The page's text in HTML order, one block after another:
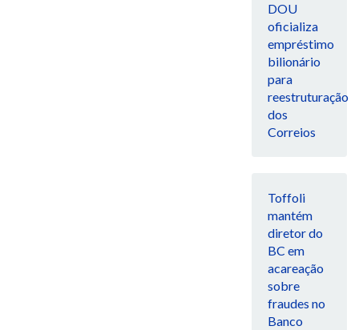
DOU
oficializa
empréstimo
bilionário
para
reestruturação
dos
Correios
Toffoli
mantém
diretor do
BC em
acareação
sobre
fraudes no
Banco